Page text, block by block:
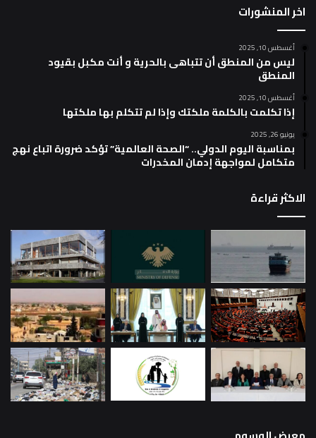
اخر المنشورات
أغسطس 10, 2025
ليس من المنطق أن تتباهى بالحرية و أنت مكبل بقيود
المنطق
أغسطس 10, 2025
إذا تكلمت بالكلمة ملكتك وإذا لم تتكلم بها ملكتها
يونيو 26, 2025
بمناسبة اليوم الدولي.. “الصحة العالمية” تؤكد ضرورة اتباع نهج
متكامل لمواجهة إدمان المخدرات
الاكثر قراءة